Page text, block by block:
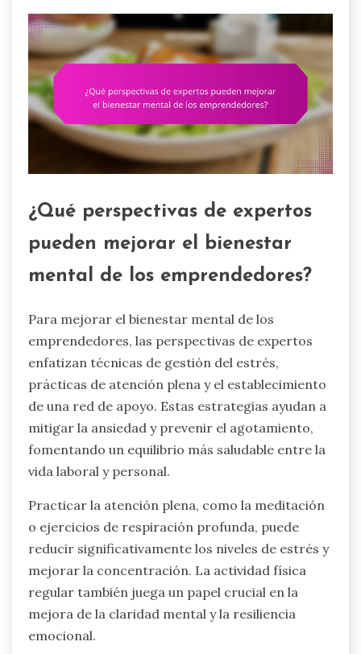
¿Qué perspectivas de expertos
pueden mejorar el bienestar
mental de los emprendedores?
Para mejorar el bienestar mental de los
emprendedores, las perspectivas de expertos
enfatizan técnicas de gestión del estrés,
prácticas de atención plena y el establecimiento
de una red de apoyo. Estas estrategias ayudan a
mitigar la ansiedad y prevenir el agotamiento,
fomentando un equilibrio más saludable entre la
vida laboral y personal.
Practicar la atención plena, como la meditación
o ejercicios de respiración profunda, puede
reducir significativamente los niveles de estrés y
mejorar la concentración. La actividad física
regular también juega un papel crucial en la
mejora de la claridad mental y la resiliencia
emocional.